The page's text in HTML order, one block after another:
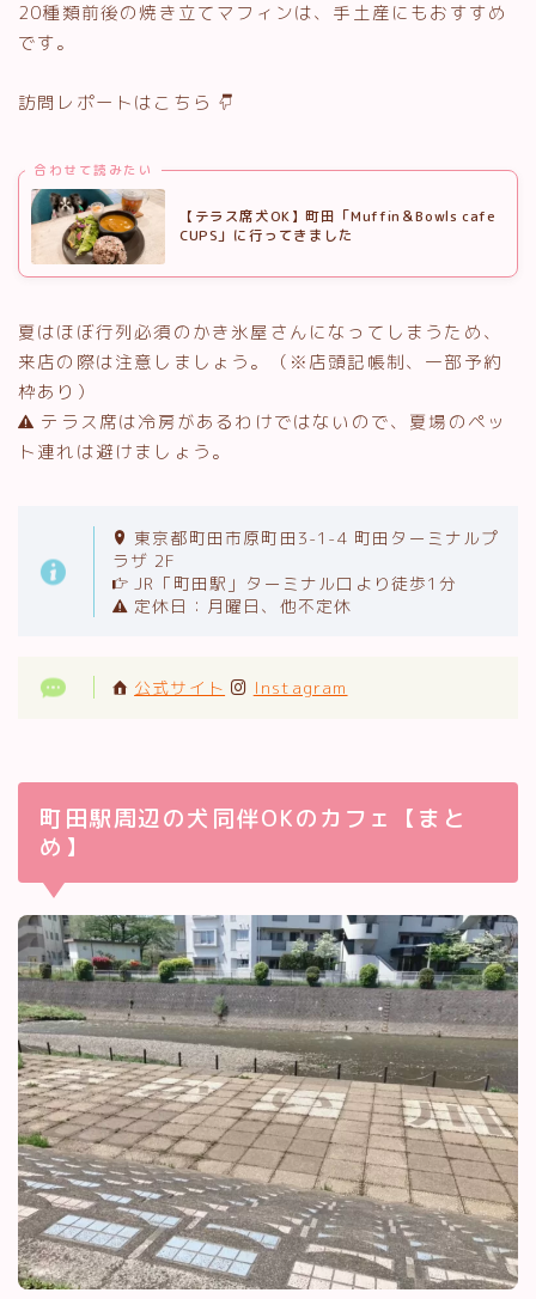
20種類前後の焼き立てマフィンは、手土産にもおすすめ
です。
訪問レポートはこちら
合わせて読みたい
【テラス席犬OK】町田「Muffin＆Bowls cafe
CUPS」に行ってきました
夏はほぼ行列必須のかき氷屋さんになってしまうため、
来店の際は注意しましょう。（※店頭記帳制、一部予約
枠あり）
テラス席は冷房があるわけではないので、夏場のペッ
ト連れは避けましょう。
東京都町田市原町田3-1-4 町田ターミナルプ
ラザ 2F
JR「町田駅」ターミナル口より徒歩1分
定休日：月曜日、他不定休
公式サイト Instagram
町田駅周辺の犬同伴OKのカフェ【まと
め】